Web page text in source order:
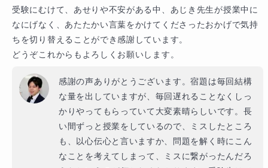
受験にむけて、あせりや不安がある中、あじき先生が授業中に
なにげなく、あたたかい言葉をかけてくださったおかげで気持
ちを切り替えることができ感謝しています。
どうぞこれからもよろしくお願いします。
感謝の声ありがとうございます。宿題は毎回結構
な量を出していますが、毎回遅れることなくしっ
かりやってもらっていて大変素晴らしいです。長
い間ずっと授業をしているので、ミスしたところ
も、以心伝心と言いますか、問題を解く時にこん
なことを考えてしまって、ミスに繋がったんだろ